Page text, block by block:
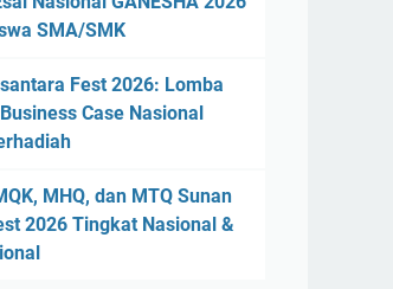
SMA/SMK
Fest 2026: Lomba
Case Nasional
MHQ, dan MTQ Sunan
2026 Tingkat Nasional &